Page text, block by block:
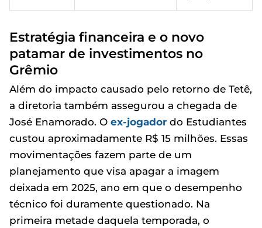
Estratégia financeira e o novo
patamar de investimentos no
Grêmio
Além do impacto causado pelo retorno de Tetê,
a diretoria também assegurou a chegada de
José Enamorado. O ex-jogador do Estudiantes
custou aproximadamente R$ 15 milhões. Essas
movimentações fazem parte de um
planejamento que visa apagar a imagem
deixada em 2025, ano em que o desempenho
técnico foi duramente questionado. Na
primeira metade daquela temporada, o